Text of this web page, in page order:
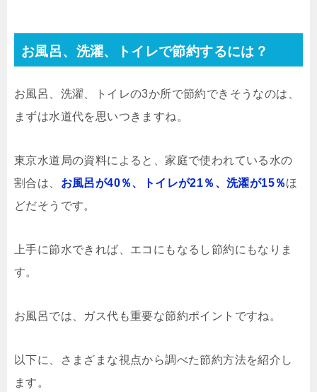
お風呂、洗濯、トイレで節約するには？
お風呂、洗濯、トイレの3か所で節約できそうなのは、
まずは水道代を思いつきますね。
東京水道局の資料によると、家庭で使われている水の
割合は、 お風呂が40％、トイレが21％、洗濯が15％ほ
どだそうです。
上手に節水できれば、エコにもなるし節約にもなりま
す。
お風呂では、ガス代も重要な節約ポイントですね。
以下に、さまざまな視点から調べた節約方法を紹介し
ます。